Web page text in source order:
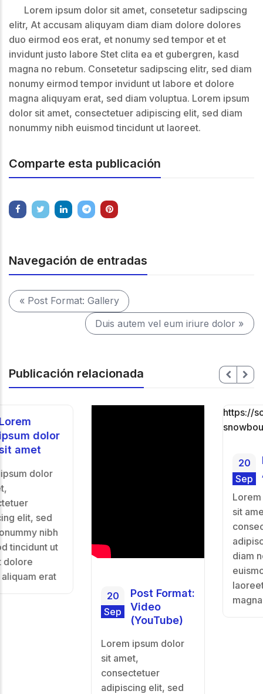
Lorem ipsum dolor sit amet, consetetur sadipscing
elitr, At accusam aliquyam diam diam dolore dolores
duo eirmod eos erat, et nonumy sed tempor et et
invidunt justo labore Stet clita ea et gubergren, kasd
magna no rebum. Consetetur sadipscing elitr, sed diam
nonumy eirmod tempor invidunt ut labore et dolore
magna aliquyam erat, sed diam voluptua. Lorem ipsum
dolor sit amet, consectetuer adipiscing elit, sed diam
nonummy nibh euismod tincidunt ut laoreet.
Comparte esta publicación
Navegación de entradas
« Post Format: Gallery
Duis autem vel eum iriure dolor »
Publicación relacionada
Post Format:
Video
(YouTube)
Lorem ipsum dolor
adipiscing elit, sed
https://
snowbound-2
Post
Audio
Lorem ipsum dolor
adipiscing elit, sed
diam nonummy nibh
euismod tincidunt ut
laoreet dolore
magna aliquam erat